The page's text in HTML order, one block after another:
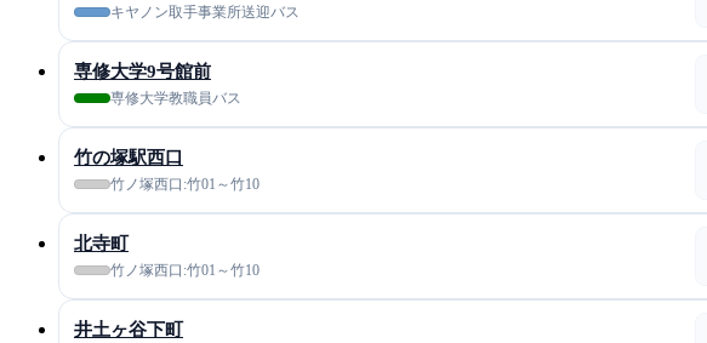
キヤノン取手事業所送迎バス
専修大学9号館前
専修大学教職員バス
竹の塚駅西口
竹ノ塚西口:竹01～竹10
北寺町
竹ノ塚西口:竹01～竹10
井土ヶ谷下町